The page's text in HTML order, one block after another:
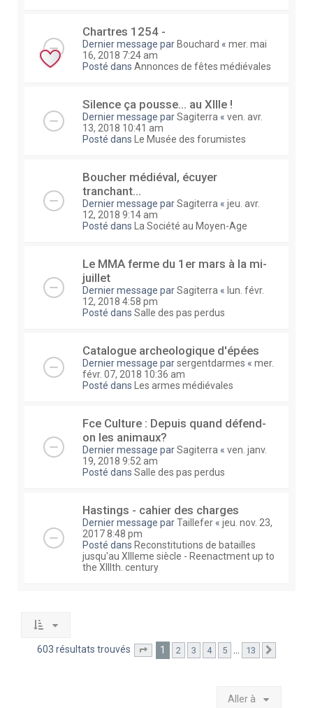
Chartres 1254 -
Dernier message par Bouchard « mer. mai
16, 2018 7:24 am
Posté dans Annonces de fêtes médiévales
Silence ça pousse... au XIIIe !
Dernier message parSagiterra « ven. avr.
13, 2018 10:41 am
Posté dans
Le Musée des forumistes
Boucher médiéval, écuyer
tranchant...
Dernier message parSagiterra « jeu. avr.
12, 2018 9:14 am
Posté dans
La Société au Moyen-Age
Le MMA ferme du 1er mars à la mi-
juillet
Dernier message parSagiterra « lun. févr.
12, 2018 4:58 pm
Posté dans Salle des pas perdus
Catalogue archeologique d'épées
Dernier message parsergentdarmes « mer.
févr. 07, 2018 10:36 am
Posté dans
Les armes médiévales
Fce Culture : Depuis quand défend-
on les animaux?
Dernier message parSagiterra « ven. janv.
19, 2018 9:52 am
Posté dans Salle des pas perdus
Hastings - cahier des charges
Dernier message parTaillefer « jeu. nov. 23,
2017 8:48 pm
Posté dans Reconstitutions de batailles
jusqu'au XIIIeme siècle - Reenactment up to
the XIIIth. century
603 résultats trouvés Page sur13
1 2 3 4 5 … 13
Aller à